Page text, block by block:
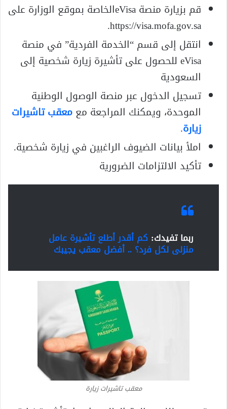
قم بزيارة منصة eVisaالخاصة بموقع الوزارة على
https://visa.mofa.gov.sa.
انتقل إلى قسم “الخدمة الفردية” في منصة
eVisa للحصول على تأشيرة زيارة شخصية إلى
السعودية
تسجيل الدخول عبر منصة الوصول الوطنية
الموحدة، ويمكنك المراجعة معمعقب تاشيرات
زيارة.
املأ بيانات الضيوف الراغبين في زيارة شخصية.
تأكيد الالتزامات الضرورية
ربما تفيدك: كم أقدر أطلع تأشيرة عامل
منزلى لكل فرد؟ .. أفضل معقب يجيبك
معقب تاشيرات زيارة